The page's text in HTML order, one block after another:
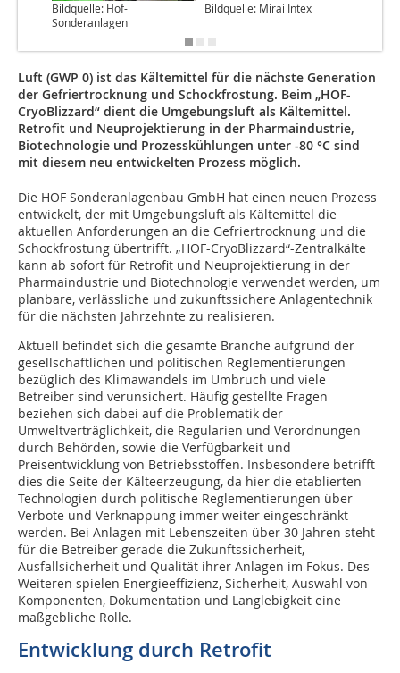
Bildquelle: Hof-
Sonderanlagen
Bildquelle: Mirai Intex
Luft (GWP 0) ist das Kältemittel für die nächste Generation
der Gefriertrocknung und Schockfrostung. Beim „HOF-
CryoBlizzard“ dient die Umgebungsluft als Kältemittel.
Retrofit und Neuprojektierung in der Pharmaindustrie,
Biotechnologie und Prozesskühlungen unter -80 °C sind
mit diesem neu entwickelten Prozess möglich.
Die HOF Sonderanlagenbau GmbH hat einen neuen Prozess
entwickelt, der mit Umgebungsluft als Kältemittel die
aktuellen Anforderungen an die Gefriertrocknung und die
Schockfrostung übertrifft. „HOF-CryoBlizzard“-Zentralkälte
kann ab sofort für Retrofit und Neuprojektierung in der
Pharmaindustrie und Biotechnologie verwendet werden, um
planbare, verlässliche und zukunftssichere Anlagentechnik
für die nächsten Jahrzehnte zu realisieren.
Aktuell befindet sich die gesamte Branche aufgrund der
gesellschaftlichen und politischen Reglementierungen
bezüglich des Klimawandels im Umbruch und viele
Betreiber sind verunsichert. Häufig gestellte Fragen
beziehen sich dabei auf die Problematik der
Umweltverträglichkeit, die Regularien und Verordnungen
durch Behörden, sowie die Verfügbarkeit und
Preisentwicklung von Betriebsstoffen. Insbesondere betrifft
dies die Seite der Kälteerzeugung, da hier die etablierten
Technologien durch politische Reglementierungen über
Verbote und Verknappung immer weiter eingeschränkt
werden. Bei Anlagen mit Lebenszeiten über 30 Jahren steht
für die Betreiber gerade die Zukunftssicherheit,
Ausfallsicherheit und Qualität ihrer Anlagen im Fokus. Des
Weiteren spielen Energieeffizienz, Sicherheit, Auswahl von
Komponenten, Dokumentation und Langlebigkeit eine
maßgebliche Rolle.
Entwicklung durch Retrofit